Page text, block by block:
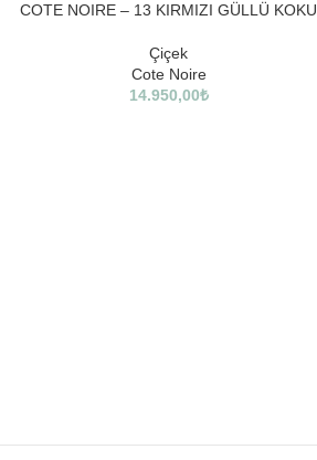
COTE NOIRE – 13 KIRMIZI GÜLLÜ KOKU
Çiçek
Cote Noire
14.950,00₺